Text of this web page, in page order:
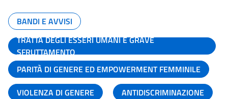
BANDI E AVVISI
TRATTA DEGLI ESSERI UMANI E GRAVE
SFRUTTAMENTO
PARITÀ DI GENERE ED EMPOWERMENT FEMMINILE
VIOLENZA DI GENERE
ANTIDISCRIMINAZIONE